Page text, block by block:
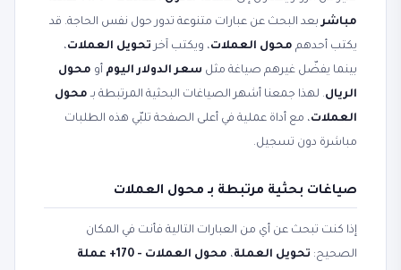
مباشربعد البحث عن عبارات متنوعة تدور حول نفس الحاجة. قد
يكتب أحدهم محول العملات، ويكتب آخر تحويل العملات،
بينما يفضّل غيرهم صياغة مثل سعر الدولار اليوم أو محول
الريال. لهذا جمعنا أشهر الصياغات البحثية المرتبطة بـ محول
العملات، مع أداة عملية في أعلى الصفحة تلبّي هذه الطلبات
مباشرة دون تسجيل.
صياغات بحثية مرتبطة بـ محول العملات
إذا كنت تبحث عن أي من العبارات التالية فأنت في المكان
الصحيح: تحويل العملة،
محول العملات - 170+ عملة